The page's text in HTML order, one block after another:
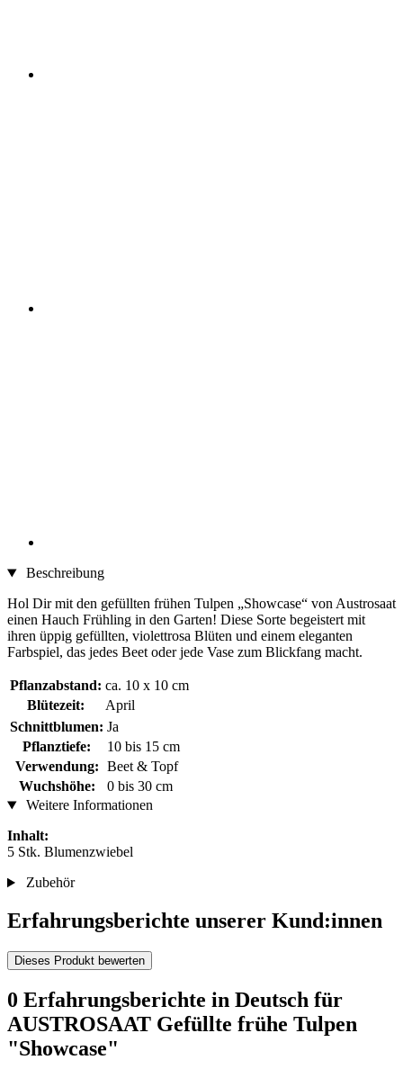
Beschreibung
Hol Dir mit den gefüllten frühen Tulpen „Showcase“ von Austrosaat
einen Hauch Frühling in den Garten! Diese Sorte begeistert mit
ihren üppig gefüllten, violettrosa Blüten und einem eleganten
Farbspiel, das jedes Beet oder jede Vase zum Blickfang macht.
Pflanzabstand: ca. 10 x 10 cm
Blütezeit:
April
Schnittblumen: Ja
Pflanztiefe:
10 bis 15 cm
Verwendung: Beet & Topf
Wuchshöhe:
0 bis 30 cm
Weitere Informationen
Inhalt:
5 Stk. Blumenzwiebel
Zubehör
Erfahrungsberichte unserer Kund:innen
Dieses Produkt bewerten
0 Erfahrungsberichte in Deutsch für
AUSTROSAAT Gefüllte frühe Tulpen
"Showcase"